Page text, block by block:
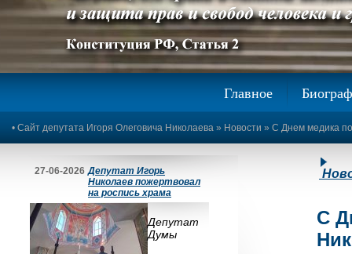
Главное
• Сайт депутата Игоря Олеговича Николаева » Новости » С Днем медика
27-06-2026 Депутат Игорь
Николаев пожертвовал
на роспись храма
Депутат
Думы
С